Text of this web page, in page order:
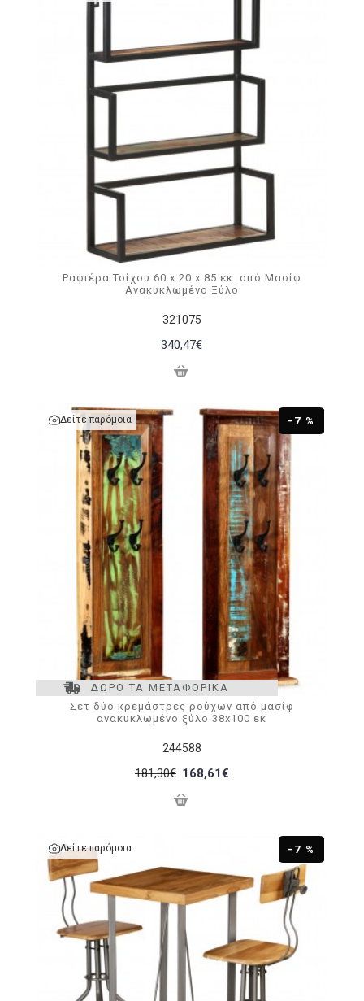
321075
Ραφιέρα Τοίχου 60 x 20 x 85 εκ. από Μασίφ
Ανακυκλωμένο Ξύλο
340,47€
ΔΩΡΟ ΤΑ ΜΕΤΑΦΟΡΙΚΑ
-7 %
Δείτε παρόμοια
244588
Σετ δύο κρεμάστρες ρούχων από μασίφ
ανακυκλωμένο ξύλο 38x100 εκ
181,30€ 168,61€
-7 %
Δείτε παρόμοια